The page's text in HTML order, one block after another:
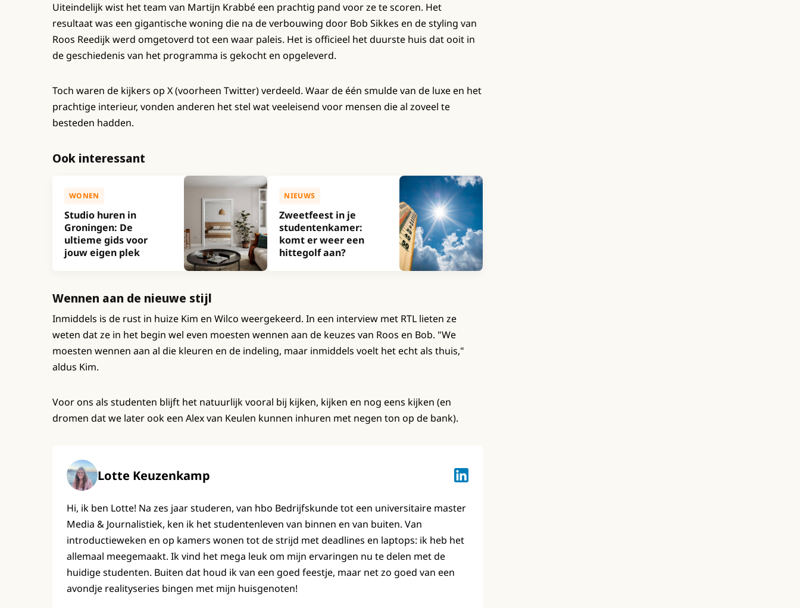
Uiteindelijk wist het team van Martijn Krabbé een prachtig pand voor ze te scoren. Het
resultaat was een gigantische woning die na de verbouwing door Bob Sikkes en de styling van
Roos Reedijk werd omgetoverd tot een waar paleis. Het is officieel het duurste huis dat ooit in
de geschiedenis van het programma is gekocht en opgeleverd.
Toch waren de kijkers op X (voorheen Twitter) verdeeld. Waar de één smulde van de luxe en het
prachtige interieur, vonden anderen het stel wat veeleisend voor mensen die al zoveel te
besteden hadden.
Ook interessant
WONEN
Studio huren in
Groningen: De
ultieme gids voor
jouw eigen plek
NIEUWS
Zweetfeest in je
studentenkamer:
komt er weer een
hittegolf aan?
Wennen aan de nieuwe stijl
Inmiddels is de rust in huize Kim en Wilco weergekeerd. In een interview met RTL lieten ze
weten dat ze in het begin wel even moesten wennen aan de keuzes van Roos en Bob. "We
moesten wennen aan al die kleuren en de indeling, maar inmiddels voelt het echt als thuis,"
aldus Kim.
Voor ons als studenten blijft het natuurlijk vooral bij kijken, kijken en nog eens kijken (en
dromen dat we later ook een Alex van Keulen kunnen inhuren met negen ton op de bank).
Lotte Keuzenkamp
Lotte Keuzenkamp op LinkedIn
Hi, ik ben Lotte! Na zes jaar studeren, van hbo Bedrijfskunde tot een universitaire master
Media & Journalistiek, ken ik het studentenleven van binnen en van buiten. Van
introductieweken en op kamers wonen tot de strijd met deadlines en laptops: ik heb het
allemaal meegemaakt. Ik vind het mega leuk om mijn ervaringen nu te delen met de
huidige studenten. Buiten dat houd ik van een goed feestje, maar net zo goed van een
avondje realityseries bingen met mijn huisgenoten!